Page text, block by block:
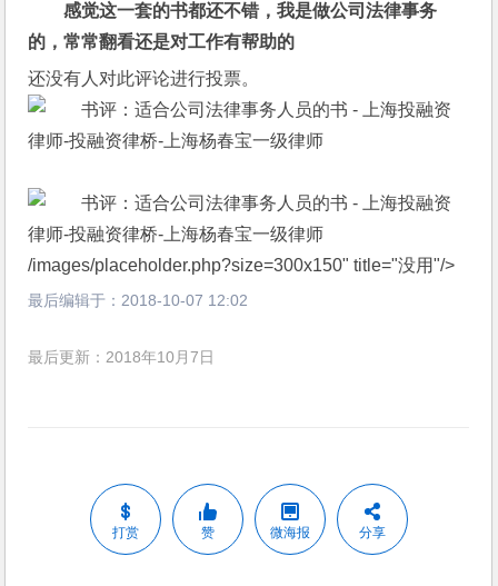
感觉这一套的书都还不错，我是做公司法律事务
的，常常翻看还是对工作有帮助的
还没有人对此评论进行投票。
/images/placeholder.php?size=300x150" title="没用"/>
最后编辑于： 2018-10-07 12:02
最后更新：2018年10月7日
打赏 赞 微海报 分享